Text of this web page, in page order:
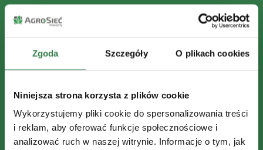
Zgoda Szczegóły O plikach cookies
Niniejsza strona korzysta z plików cookie
Wykorzystujemy pliki cookie do spersonalizowania treści
i reklam, aby oferować funkcje społecznościowe i
analizować ruch w naszej witrynie. Informacje o tym, jak